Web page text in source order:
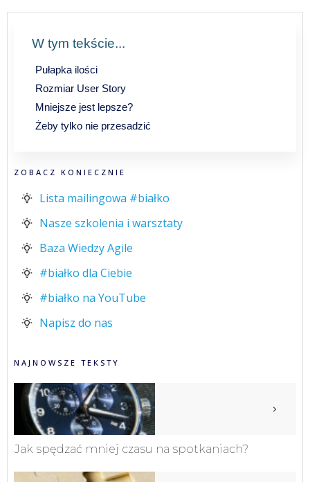
W tym tekście...
Pułapka ilości
Rozmiar User Story
Mniejsze jest lepsze?
Żeby tylko nie przesadzić
ZOBACZ KONIECZNIE
Lista mailingowa #białko
Nasze szkolenia i warsztaty
Baza Wiedzy Agile
#białko dla Ciebie
#białko na YouTube
Napisz do nas
NAJNOWSZE TEKSTY
Jak spędzać mniej czasu na spotkaniach?